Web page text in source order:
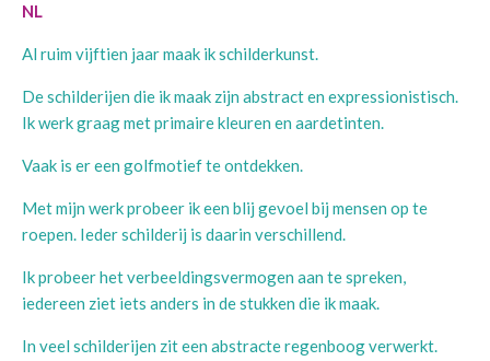
NL
Al ruim vijftien jaar maak ik schilderkunst.
De schilderijen die ik maak zijn abstract en expressionistisch.
Ik werk graag met primaire kleuren en aardetinten.
Vaak is er een golfmotief te ontdekken.
Met mijn werk probeer ik een blij gevoel bij mensen op te
roepen. Ieder schilderij is daarin verschillend.
Ik probeer het verbeeldingsvermogen aan te spreken,
iedereen ziet iets anders in de stukken die ik maak.
In veel schilderijen zit een abstracte regenboog verwerkt.